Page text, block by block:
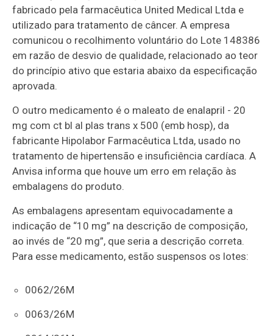
fabricado pela farmacêutica United Medical Ltda e
utilizado para tratamento de câncer. A empresa
comunicou o recolhimento voluntário do Lote 148386
em razão de desvio de qualidade, relacionado ao teor
do princípio ativo que estaria abaixo da especificação
aprovada.
O outro medicamento é o maleato de enalapril - 20
mg com ct bl al plas trans x 500 (emb hosp), da
fabricante Hipolabor Farmacêutica Ltda, usado no
tratamento de hipertensão e insuficiência cardíaca. A
Anvisa informa que houve um erro em relação às
embalagens do produto.
As embalagens apresentam equivocadamente a
indicação de “10 mg” na descrição de composição,
ao invés de “20 mg”, que seria a descrição correta.
Para esse medicamento, estão suspensos os lotes:
0062/26M
0063/26M